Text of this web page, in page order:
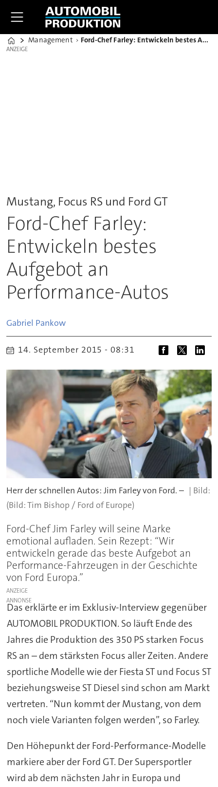
Home
Management Ford-Chef Farley: Entwickeln bestes Aufgebot an Performance-Autos
ANZEIGE
ANZEIGE
Mustang, Focus RS und Ford GT
Ford-Chef Farley:
Entwickeln bestes
Aufgebot an
Performance-Autos
Gabriel Pankow
14. September 2015 - 08:31
Herr der schnellen Autos: Jim Farley von Ford. –
(Bild: Tim Bishop / Ford of Europe)
Ford-Chef Jim Farley will seine Marke
emotional aufladen. Sein Rezept: “Wir
entwickeln gerade das beste Aufgebot an
Performance-Fahrzeugen in der Geschichte
von Ford Europa.”
ANZEIGE
Das erklärte er im Exklusiv-Interview gegenüber
AUTOMOBIL PRODUKTION. So läuft Ende des
Jahres die Produktion des 350 PS starken Focus
RS an – dem stärksten Focus aller Zeiten. Andere
sportliche Modelle wie der Fiesta ST und Focus ST
beziehungsweise ST Diesel sind schon am Markt
vertreten. “Nun kommt der Mustang, von dem
noch viele Varianten folgen werden”, so Farley.
Den Höhepunkt der Ford-Performance-Modelle
markiere aber der Ford GT. Der Supersportler
wird ab dem nächsten Jahr in Europa und